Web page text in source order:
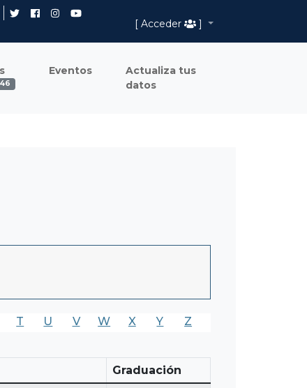
[ Acceder
]
46
Eventos
Actualiza tus
datos
T U V W X Y Z
Graduación